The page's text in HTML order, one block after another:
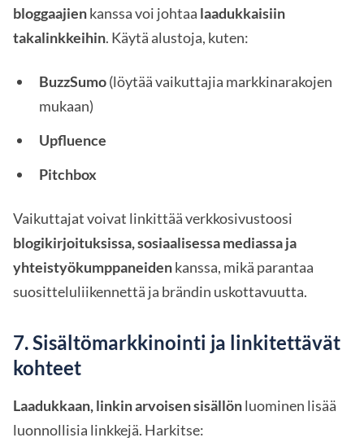
bloggaajienkanssa voi johtaa laadukkaisiin
takalinkkeihin. Käytä alustoja, kuten:
BuzzSumo(löytää vaikuttajia markkinarakojen
mukaan)
Upfluence
Pitchbox
Vaikuttajat voivat linkittää verkkosivustoosi
blogikirjoituksissa, sosiaalisessa mediassa ja
yhteistyökumppaneidenkanssa, mikä parantaa
suositteluliikennettä ja brändin uskottavuutta.
7. Sisältömarkkinointi ja linkitettävät
kohteet
Laadukkaan, linkin arvoisen sisällönluominen lisää
luonnollisia linkkejä. Harkitse: